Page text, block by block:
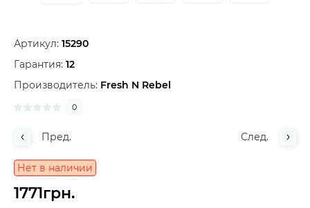
Артикул: 15290
Гарантия: 12
Производитель: Fresh N Rebel
0
Пред. След.
Нет в наличии
1771грн.